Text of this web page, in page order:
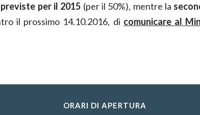
per il 2015 (per il 50%), mentre la
il prossimo 14.10.2016, di comunicare al
ORARI DI APERTURA